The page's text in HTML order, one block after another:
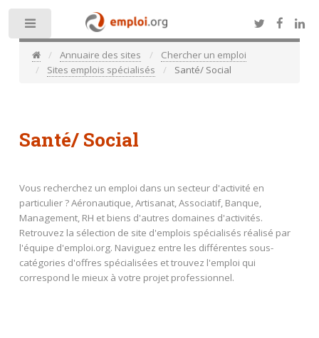
Annuaire des sites
Chercher un emploi
Sites emplois spécialisés
Santé/ Social
Santé/ Social
Vous recherchez un emploi dans un secteur d'activité en
particulier ? Aéronautique, Artisanat, Associatif, Banque,
Management, RH et biens d'autres domaines d'activités.
Retrouvez la sélection de site d'emplois spécialisés réalisé par
l'équipe d'emploi.org. Naviguez entre les différentes sous-
catégories d'offres spécialisées et trouvez l'emploi qui
correspond le mieux à votre projet professionnel.
Toggle